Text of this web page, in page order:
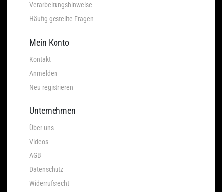
Verarbeitungshinweise
Häufig gestellte Fragen
Mein Konto
Kontakt
Anmelden
Neu registrieren
Unternehmen
Über uns
Videos
AGB
Datenschutz
Widerrufsrecht